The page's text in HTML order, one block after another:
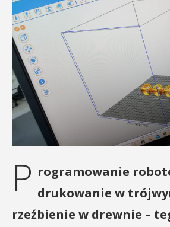
P rogramowanie
drukowanie w
rzeźbienie w drewnie –